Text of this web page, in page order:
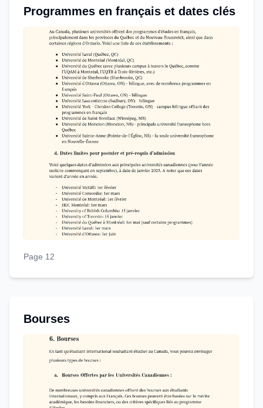
Programmes en français et dates clés
Page 12
Bourses